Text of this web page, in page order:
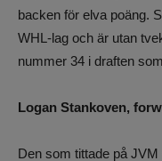
backen för elva poäng.
WHL-lag och är utan
nummer 34 i draften
Logan Stankoven,
Den som tittade på